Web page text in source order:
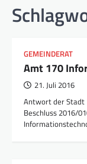
GEMEINDERAT
Amt 170
21. Juli 2016
Antwort der Stadt
Beschluss 2016/